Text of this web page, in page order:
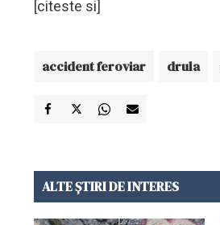
[citeste si]
accident feroviar drula
ALTE ȘTIRI DE INTERES